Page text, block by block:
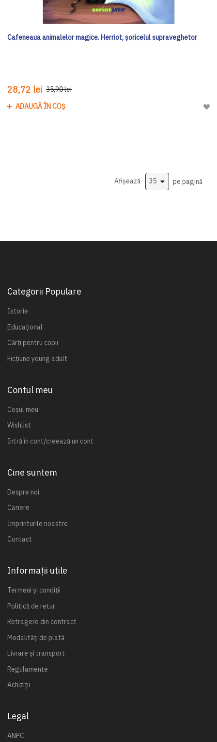
Cafeneaua animalelor magice. Herriot, șoricelul supraveghetor
28,72 lei 35,90 lei
ADAUGĂ ÎN COȘ
Afișează pe pagină
Categorii Populare
Istorie
Educațional
Cărți pentru copii
Ficțiune young adult
Contul meu
Coșul meu
Wishlist
Intră în cont/creează un cont
Cine suntem
Despre noi
Cariere
Imprinturile noastre
Contact
Informații utile
Termeni și condiții
Politică de retur
Retragere din contract
Modalități de plată
Livrare și transport
Regulamente
Achiziții
Legal
ANPC